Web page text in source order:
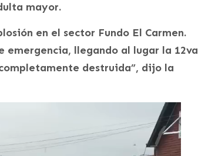
mayor.
en el sector Fundo El Carmen.
llegando al lugar la 12va
destruida”, dijo la